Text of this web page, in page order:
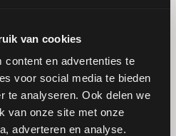
van cookies
content en advertenties te
voor social media te bieden
te analyseren. Ook delen we
van onze site met onze
adverteren en analyse.
ongeautoriseerde wijzigingen
e-